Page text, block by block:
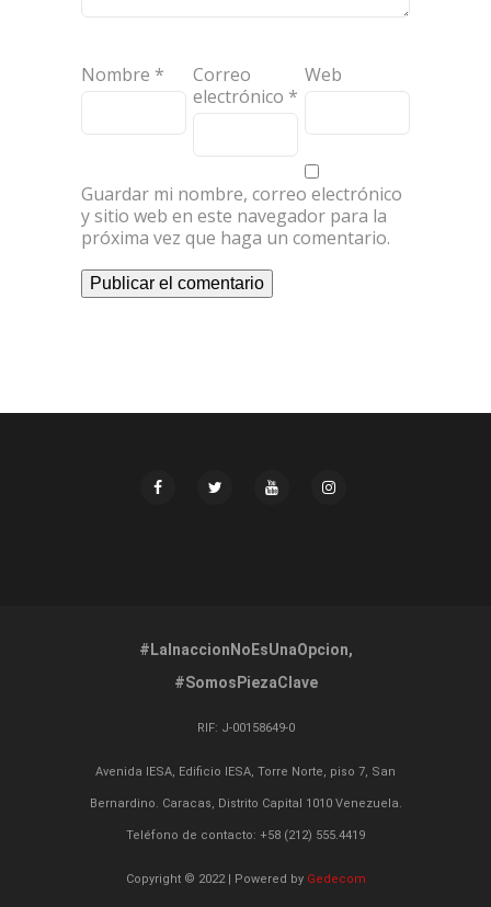
Nombre *
Correo
electrónico *
Web
Guardar mi nombre, correo electrónico
y sitio web en este navegador para la
próxima vez que haga un comentario.
#LaInaccionNoEsUnaOpcion,
#SomosPiezaClave
RIF: J-00158649-0
Avenida IESA, Edificio IESA, Torre Norte, piso 7, San
Bernardino. Caracas, Distrito Capital 1010 Venezuela.
Teléfono de contacto: +58 (212) 555.4419
Copyright © 2022 | Powered by Gedecom